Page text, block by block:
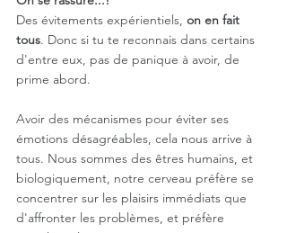
Des évitements expérientiels, on en fait
tous. Donc si tu te reconnais dans certains
d'entre eux, pas de panique à avoir, de
prime abord.
Avoir des mécanismes pour éviter ses
émotions désagréables, cela nous arrive à
tous. Nous sommes des êtres humains, et
biologiquement, notre cerveau préfère se
concentrer sur les plaisirs immédiats que
d'affronter les problèmes, et préfère